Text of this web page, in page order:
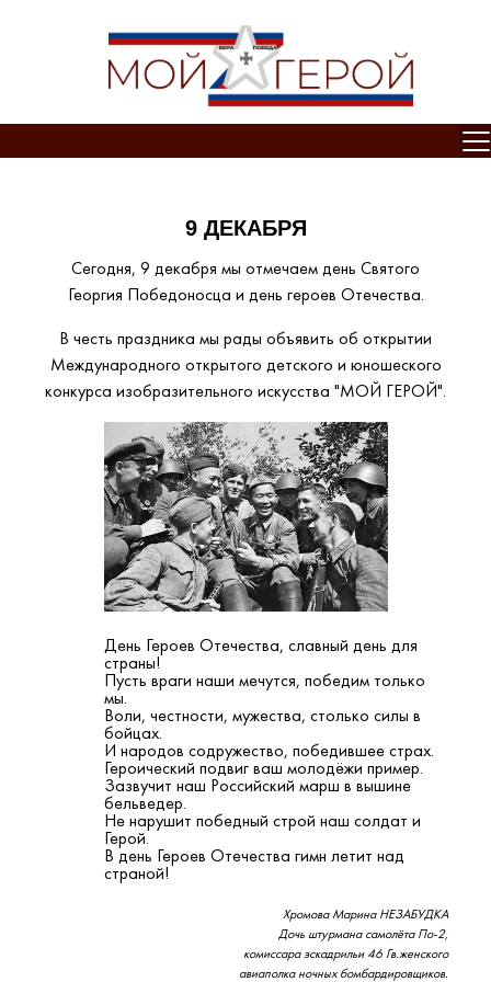
9 ДЕКАБРЯ
Сегодня, 9 декабря мы отмечаем день Святого
Георгия Победоносца и день героев Отечества.
В честь праздника мы рады объявить об открытии
Международного открытого детского и юношеского
конкурса изобразительного искусства "МОЙ ГЕРОЙ".
День Героев Отечества, славный день для
страны!
Пусть враги наши мечутся, победим только
мы.
Воли, честности, мужества, столько силы в
бойцах.
И народов содружество, победившее страх.
Героический подвиг ваш молодёжи пример.
Зазвучит наш Российский марш в вышине
бельведер.
Не нарушит победный строй наш солдат и
Герой.
В день Героев Отечества гимн летит над
страной!
Хромова Марина НЕЗАБУДКА
Дочь штурмана самолёта По-2,
комиссара эскадрильи 46 Гв.женского
авиаполка ночных бомбардировщиков.